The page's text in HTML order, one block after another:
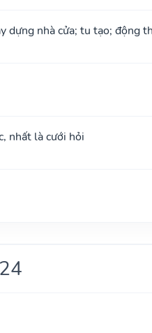
dựng nhà cửa; tu tạo; động
nhất là cưới hỏi